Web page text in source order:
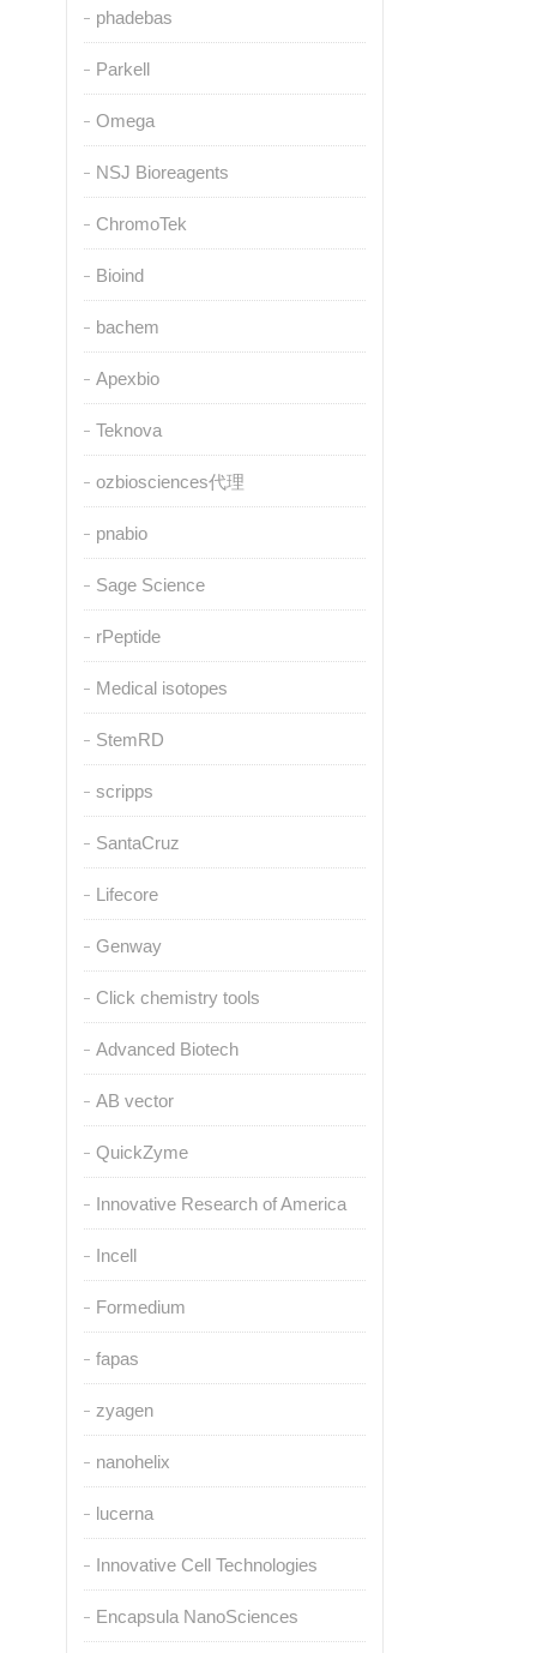
phadebas
Parkell
Omega
NSJ Bioreagents
ChromoTek
Bioind
bachem
Apexbio
Teknova
ozbiosciences代理
pnabio
Sage Science
rPeptide
Medical isotopes
StemRD
scripps
SantaCruz
Lifecore
Genway
Click chemistry tools
Advanced Biotech
AB vector
QuickZyme
Innovative Research of America
Incell
Formedium
fapas
zyagen
nanohelix
lucerna
Innovative Cell Technologies
Encapsula NanoSciences